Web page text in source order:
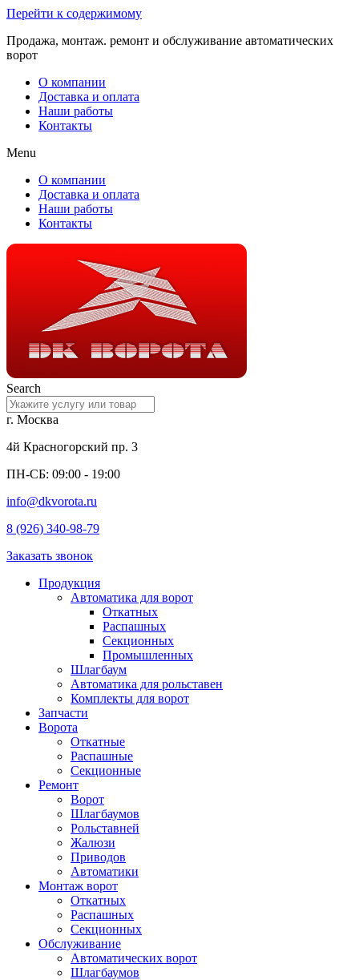
Перейти к содержимому
Продажа, монтаж. ремонт и обслуживание автоматических
ворот
О компании
Доставка и оплата
Наши работы
Контакты
Menu
О компании
Доставка и оплата
Наши работы
Контакты
Search
г. Москва
4й Красногорский пр. 3
ПН-СБ: 09:00 - 19:00
info@dkvorota.ru
8 (926) 340-98-79
Заказать звонок
Продукция
Автоматика для ворот
Откатных
Распашных
Секционных
Промышленных
Шлагбаум
Автоматика для рольставен
Комплекты для ворот
Запчасти
Ворота
Откатные
Распашные
Секционные
Ремонт
Ворот
Шлагбаумов
Рольставней
Жалюзи
Приводов
Автоматики
Монтаж ворот
Откатных
Распашных
Секционных
Обслуживание
Автоматических ворот
Шлагбаумов